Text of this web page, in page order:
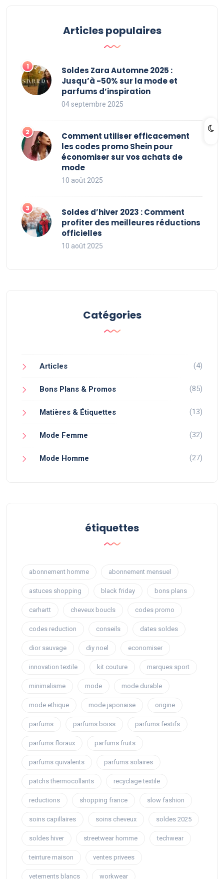
Articles populaires
Soldes Zara Automne 2025 :
Jusqu’à -50% sur la mode et
parfums d’inspiration
04 septembre 2025
Comment utiliser efficacement
les codes promo Shein pour
économiser sur vos achats de
mode
10 août 2025
Soldes d’hiver 2023 : Comment
profiter des meilleures réductions
officielles
10 août 2025
Catégories
Articles (4)
Bons Plans & Promos (85)
Matières & Étiquettes (13)
Mode Femme (32)
Mode Homme (27)
étiquettes
abonnement homme abonnement mensuel
astuces shopping black friday bons plans
carhartt cheveux boucls codes promo
codes reduction conseils dates soldes
dior sauvage diy noel economiser
innovation textile kit couture marques sport
minimalisme mode mode durable
mode ethique mode japonaise origine
parfums parfums boiss parfums festifs
parfums floraux parfums fruits
parfums quivalents parfums solaires
patchs thermocollants recyclage textile
reductions shopping france slow fashion
soins capillaires soins cheveux soldes 2025
soldes hiver streetwear homme techwear
teinture maison ventes privees
vetements blancs workwear